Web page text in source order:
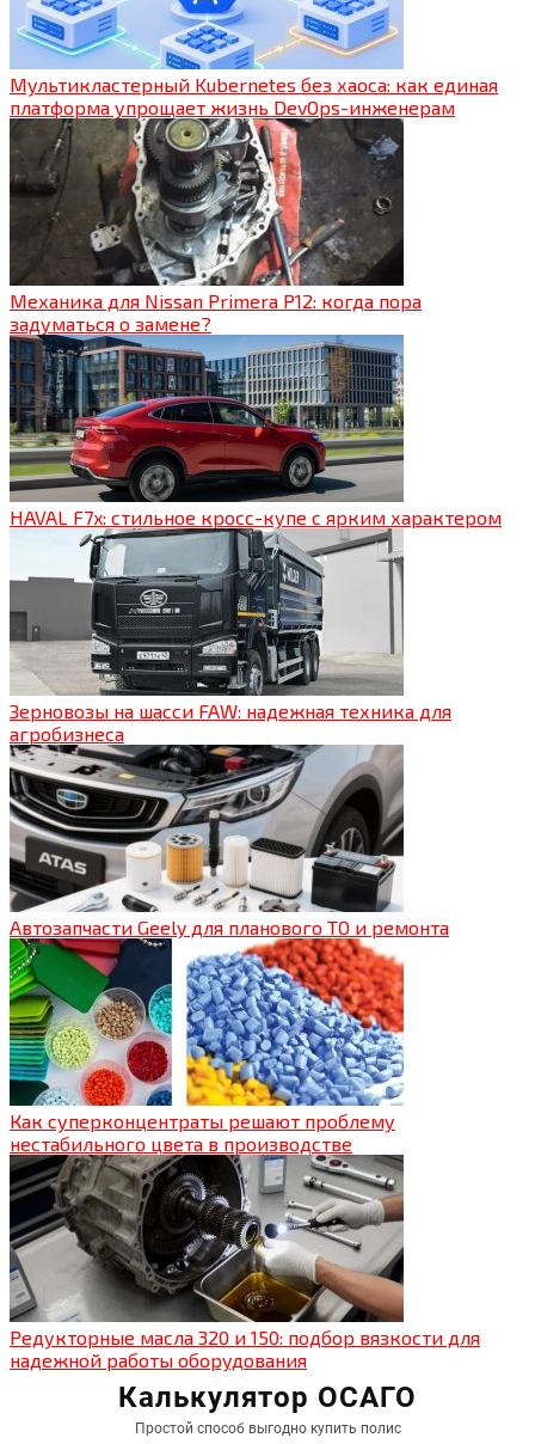
Мультикластерный Kubernetes без хаоса: как единая
платформа упрощает жизнь DevOps-инженерам
Механика для Nissan Primera P12: когда пора
задуматься о замене?
HAVAL F7x: стильное кросс-купе с ярким характером
Зерновозы на шасси FAW: надежная техника для
агробизнеса
Автозапчасти Geely для планового ТО и ремонта
Как суперконцентраты решают проблему
нестабильного цвета в производстве
Редукторные масла 320 и 150: подбор вязкости для
надежной работы оборудования